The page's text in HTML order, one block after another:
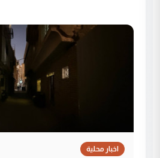
اخبار محلية